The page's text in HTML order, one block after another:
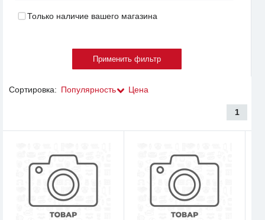
Только наличие вашего магазина
Сортировка: Популярность Цена
1